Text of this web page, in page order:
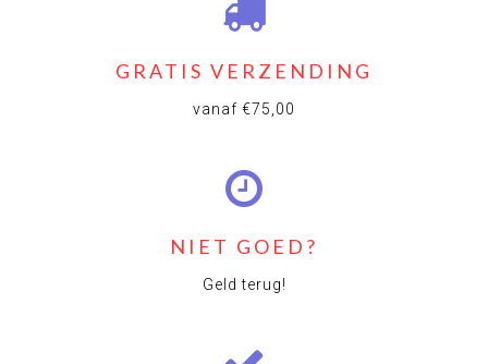
GRATIS VERZENDING
vanaf €75,00
NIET GOED?
Geld terug!